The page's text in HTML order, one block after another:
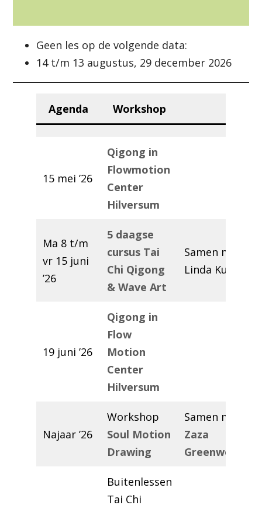
Geen les op de volgende data:
14 t/m 13 augustus, 29 december 2026
Agenda Workshop
15 mei ’26
Qigong in
Flowmotion
Center
Hilversum
Ma 8 t/m
vr 15 juni
’26
5 daagse
cursus Tai
Chi Qigong
& Wave Art
Samen met
Linda Kunst
19 juni ’26
Qigong in
Flow
Motion
Center
Hilversum
Najaar ’26
Workshop
Soul Motion
Drawing
Samen met
Zaza
Greenwoman
Buitenlessen
Tai Chi